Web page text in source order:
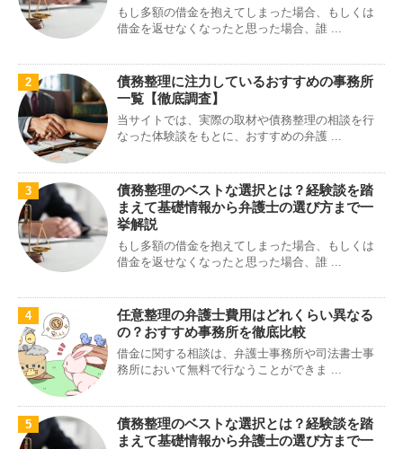
もし多額の借金を抱えてしまった場合、もしくは
借金を返せなくなったと思った場合、誰 ...
2
債務整理に注力しているおすすめの事務所
一覧【徹底調査】
当サイトでは、実際の取材や債務整理の相談を行
なった体験談をもとに、おすすめの弁護 ...
3
債務整理のベストな選択とは？経験談を踏
まえて基礎情報から弁護士の選び方まで一
挙解説
もし多額の借金を抱えてしまった場合、もしくは
借金を返せなくなったと思った場合、誰 ...
4
任意整理の弁護士費用はどれくらい異なる
の？おすすめ事務所を徹底比較
借金に関する相談は、弁護士事務所や司法書士事
務所において無料で行なうことができま ...
5
債務整理のベストな選択とは？経験談を踏
まえて基礎情報から弁護士の選び方まで一